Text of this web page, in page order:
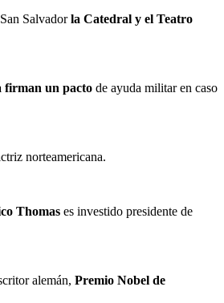
Salvadorla Catedral y el Teatro
firman un pacto de ayuda militar en caso
norteamericana.
Thomas es investido presidente de
alemán, Premio Nobel de